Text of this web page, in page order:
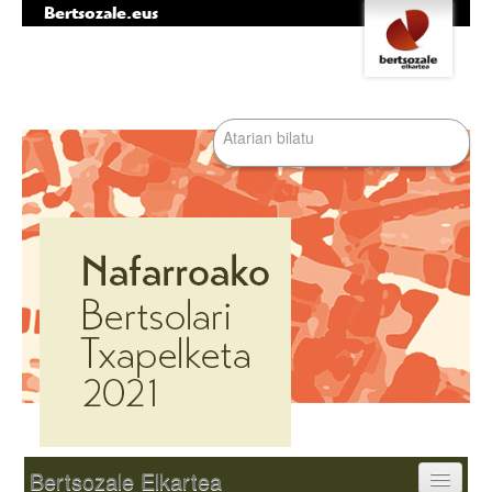
Bertsozale.eus
Salto
egin
nabigazioara
Bilatu atarian
Bilaketa
Bertsozale Elkartea